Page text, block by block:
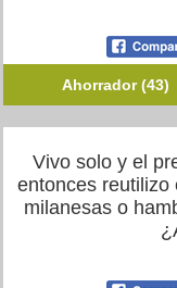
Ahorrador (43)
Vivo solo y el
entonces reutilizo
milanesas o